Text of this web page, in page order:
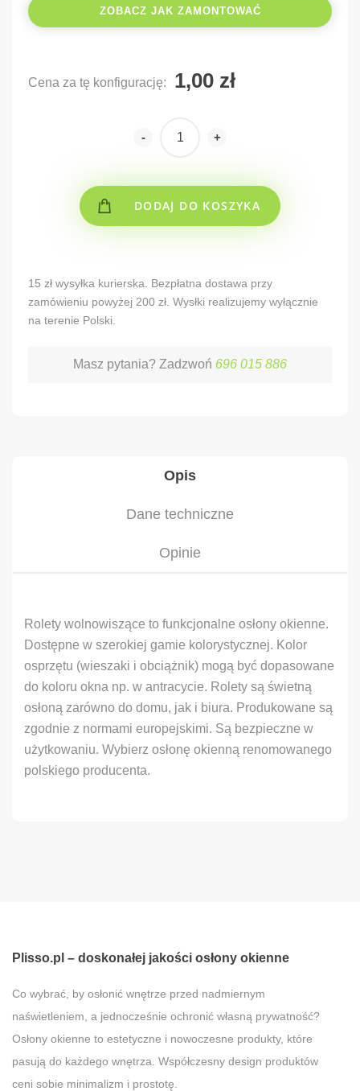
ZOBACZ JAK ZAMONTOWAĆ
Cena za tę konfigurację:
- +
DODAJ DO KOSZYKA
15 zł wysyłka kurierska. Bezpłatna dostawa przy
zamówieniu powyżej 200 zł. Wysłki realizujemy wyłącznie
na terenie Polski.
Masz pytania? Zadzwoń 696 015 886
Opis
Dane techniczne
Opinie
Rolety wolnowiszące to funkcjonalne osłony okienne.
Dostępne w szerokiej gamie kolorystycznej. Kolor
osprzętu (wieszaki i obciążnik) mogą być dopasowane
do koloru okna np. w antracycie. Rolety są świetną
osłoną zarówno do domu, jak i biura. Produkowane są
zgodnie z normami europejskimi. Są bezpieczne w
użytkowaniu. Wybierz osłonę okienną renomowanego
polskiego producenta.
Plisso.pl – doskonałej jakości osłony okienne
Co wybrać, by osłonić wnętrze przed nadmiernym
naświetleniem, a jednocześnie ochronić własną prywatność?
Osłony okienne to estetyczne i nowoczesne produkty, które
pasują do każdego wnętrza. Współczesny design produktów
ceni sobie minimalizm i prostotę.